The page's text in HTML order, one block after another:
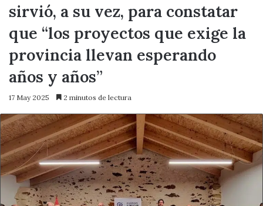
sirvió, a su vez, para constatar
que “los proyectos que exige la
provincia llevan esperando
años y años”
17 May 2025 2 minutos de lectura